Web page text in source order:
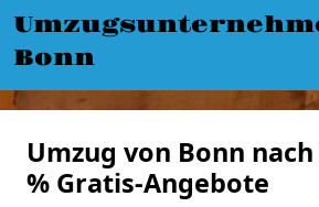
Bonn
Umzug von Bonn
% Gratis-Angebote